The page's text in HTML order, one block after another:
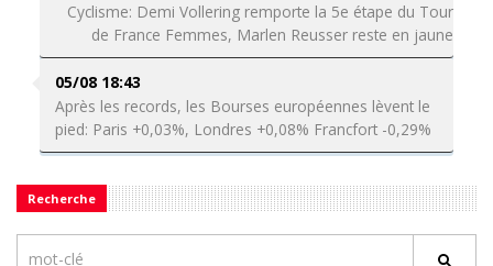
Cyclisme: Demi Vollering remporte la 5e étape du Tour
de France Femmes, Marlen Reusser reste en jaune
05/08 18:43
Après les records, les Bourses européennes lèvent le
pied: Paris +0,03%, Londres +0,08% Francfort -0,29%
Recherche